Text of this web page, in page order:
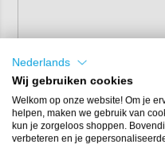
Nederlands
Wij gebruiken cookies
Welkom op onze website! Om je
helpen, maken we gebruik van
kun je zorgeloos shoppen.
verbeteren en je